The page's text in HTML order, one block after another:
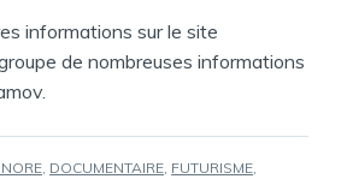
informations sur le site
de nombreuses informations
DOCUMENTAIRE FUTURISME